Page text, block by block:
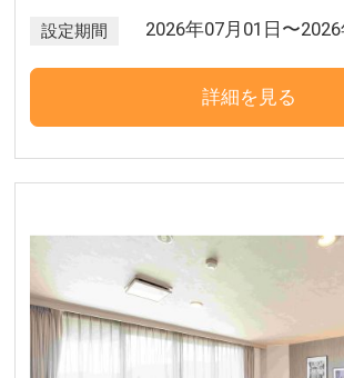
設定期間 2026年07月01日〜
詳細を見る